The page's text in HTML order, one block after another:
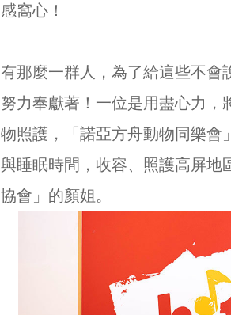
感窩心！
有那麼一群人，為了給這些不會
努力奉獻著！一位是用盡心力，
物照護，「諾亞方舟動物同樂會
與睡眠時間，收容、照護高屏地
協會」的顏姐。